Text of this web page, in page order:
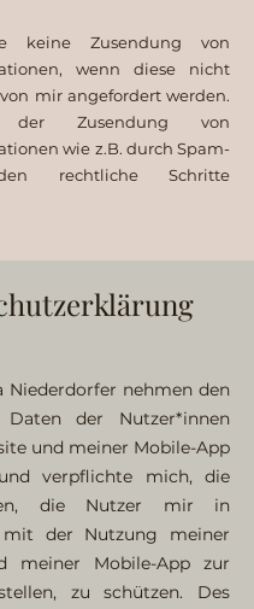
keine Zusendung von
wenn diese nicht
mir angefordert werden.
Zusendung von
wie z.B. durch Spam-
rechtliche Schritte
Niederdorfer nehmen den
der Nutzer*innen
und meiner Mobile-App
verpflichte mich, die
die Nutzer mir in
mit der Nutzung meiner
meiner Mobile-App zur
zu schützen. Des